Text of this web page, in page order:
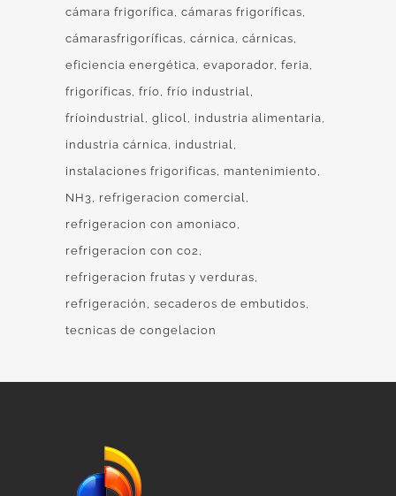
cámara frigorífica cámaras frigoríficas
cámarasfrigoríficas cárnica cárnicas
eficiencia energética evaporador feria
frigoríficas frío frío industrial
fríoindustrial
glicol
industria alimentaria
industria cárnica
industrial
instalaciones frigorificas
mantenimiento
NH3
refrigeracion comercial
refrigeracion con amoniaco
refrigeracion con co2
refrigeracion frutas y verduras
refrigeración
secaderos de embutidos
tecnicas de congelacion